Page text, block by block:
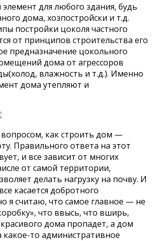
для любого здания, будь
дома, хозпостройски и т.д.
постройки цоколя частного
от принципов строительства его
предназначение цокольного
дома от агрессоров
влажность и т.д.). Именно
дома утепляют и
как строить дом —
Правильного ответа на этот
и все зависит от многих
от самой территории,
делать нагрузку на почву. И
касается добротного
я считаю, что самое главное — не
что ввысь, что вширь,
дома пропадет, а дом
то административное